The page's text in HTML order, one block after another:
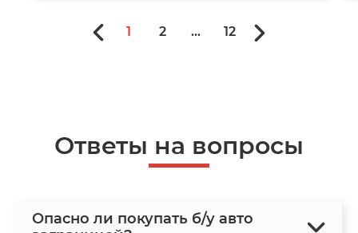
1 2 ... 12
Ответы на вопросы
Опасно ли покупать б/у авто